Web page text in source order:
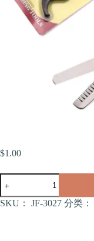
$1.00
毛
剪
SKU： JF-3027 分类：